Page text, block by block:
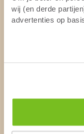
wij (en derde
advertenties op